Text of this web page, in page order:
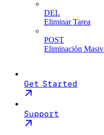
DEL
Eliminar Tarea
POST
Eliminación
Get Started
Support